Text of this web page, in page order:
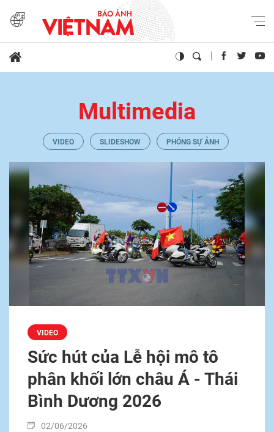
Multimedia
VIDEO SLIDESHOW PHÓNG SỰ ẢNH
VIDEO
Sức hút của Lễ hội mô tô
phân khối lớn châu Á - Thái
Bình Dương 2026
02/06/2026